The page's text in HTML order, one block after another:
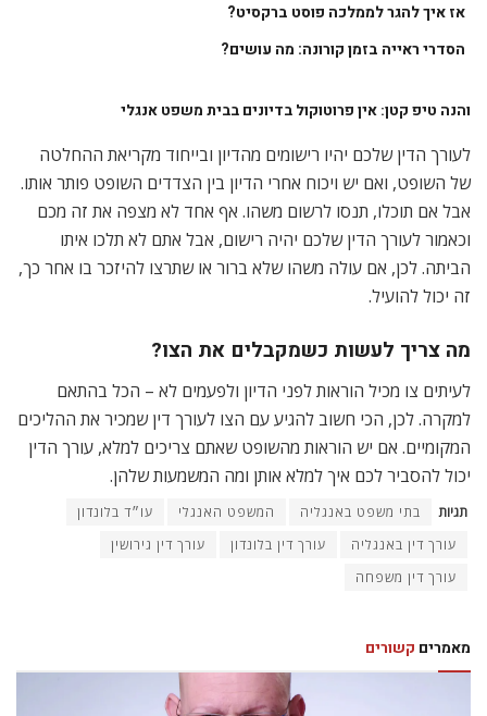
אז איך להגר לממלכה פוסט ברקסיט?
הסדרי ראייה בזמן קורונה: מה עושים?
והנה טיפ קטן: אין פרוטוקול בדיונים בבית משפט אנגלי
לעורך הדין שלכם יהיו רישומים מהדיון ובייחוד מקריאת ההחלטה
של השופט, ואם יש ויכוח אחרי הדיון בין הצדדים השופט פותר אותו.
אבל אם תוכלו, תנסו לרשום משהו. אף אחד לא מצפה את זה מכם
וכאמור לעורך הדין שלכם יהיה רישום, אבל אתם לא תלכו איתו
הביתה. לכן, אם עולה משהו שלא ברור או שתרצו להיזכר בו אחר כך,
זה יכול להועיל.
מה צריך לעשות כשמקבלים את הצו?
לעיתים צו מכיל הוראות לפני הדיון ולפעמים לא – הכל בהתאם
למקרה. לכן, הכי חשוב להגיע עם הצו לעורך דין שמכיר את ההליכים
המקומיים. אם יש הוראות מהשופט שאתם צריכים למלא, עורך הדין
יכול להסביר לכם איך למלא אותן ומה המשמעות שלהן.
תגיות בתי משפט באנגליה המשפט האנגלי
עו״ד בלונדון
עורך דין באנגליה
עורך דין בלונדון
עורך דין גירושין
עורך דין משפחה
מאמרים קשורים